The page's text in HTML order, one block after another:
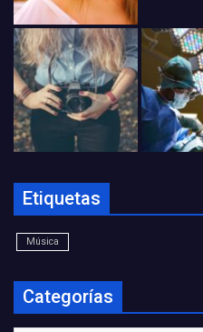
Etiquetas
Música
Categorías